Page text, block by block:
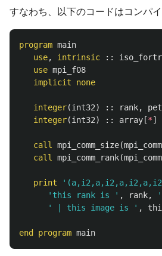
すなわち、以下のコードはコンパ
program main
use, intrinsic ::
use mpi_f08
implicit
none
integer(int32) :: rank,
integer(int32) :: array [*]
call mpi_comm_size(
call
mpi_comm_rank(
print
'this rank is ' , rank,
' | this image is ' ,
end program main